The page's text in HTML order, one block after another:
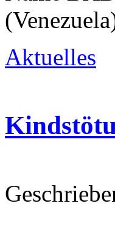
Aktuelles